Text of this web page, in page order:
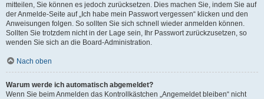
mitteilen, Sie können es jedoch zurücksetzen. Dies machen Sie, indem Sie auf
der Anmelde-Seite auf „Ich habe mein Passwort vergessen“ klicken und den
Anweisungen folgen. So sollten Sie sich schnell wieder anmelden können.
Sollten Sie trotzdem nicht in der Lage sein, Ihr Passwort zurückzusetzen, so
wenden Sie sich an die Board-Administration.
Nach oben
Warum werde ich automatisch abgemeldet?
Wenn Sie beim Anmelden das Kontrollkästchen „Angemeldet bleiben“ nicht